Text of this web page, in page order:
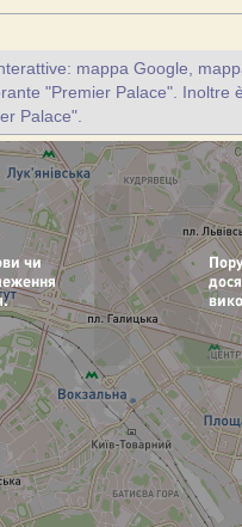
mappa Google,
"Premier Palace". Inoltre
Palace".